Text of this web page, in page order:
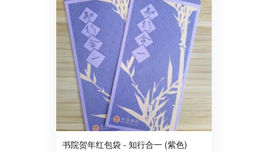
书院贺年红包袋 - 知行合一 (紫色)